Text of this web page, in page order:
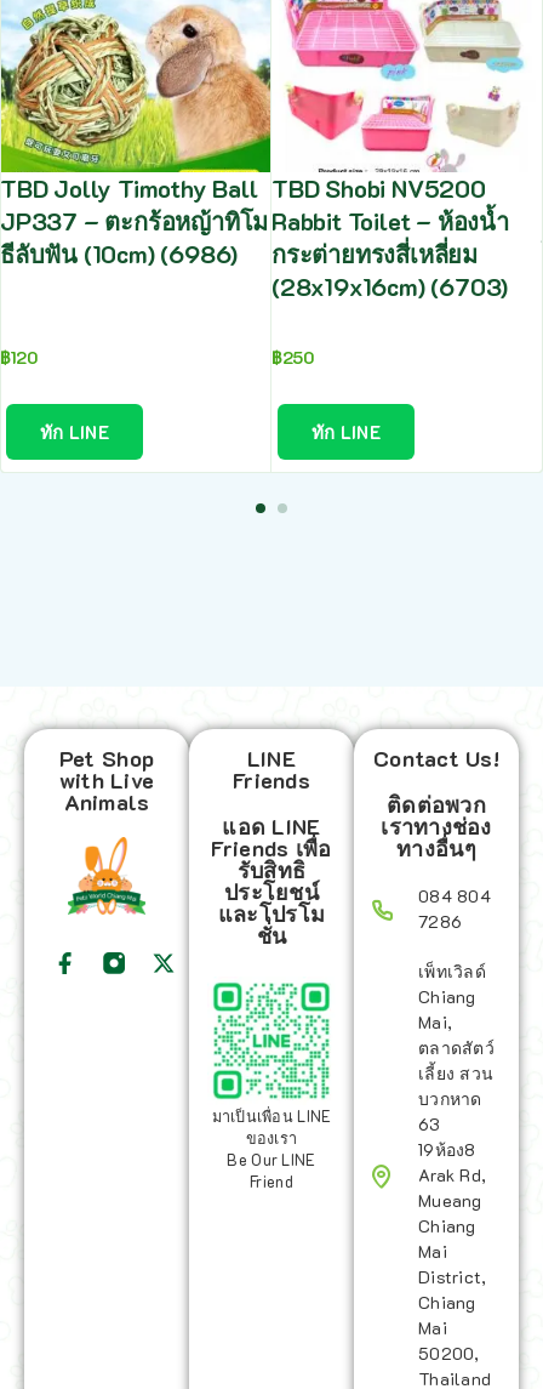
TBD Jolly Timothy Ball
JP337 – ตะกร้อหญ้าทิโม
ธีลับฟัน (10cm) (6986)
฿120
ทัก LINE
TBD Shobi NV5200
Rabbit Toilet – ห้องน้ำ
กระต่ายทรงสี่เหลี่ยม
(28x19x16cm) (6703)
฿250
ทัก LINE
Pet Shop
with Live
Animals
LINE
Friends
แอด LINE
Friends เพื่อ
รับสิทธิ
ประโยชน์
และโปรโม
ชั่น
มาเป็นเพื่อน LINE
ของเรา
Be Our LINE
Friend
Contact Us!
ติดต่อพวก
เราทางช่อง
ทางอื่นๆ
084 804
7286
เพ็ทเวิลด์
Chiang
Mai,
ตลาดสัตว์
เลี้ยง สวน
บวกหาด
63
19ห้อง8
Arak Rd,
Mueang
Chiang
Mai
District,
Chiang
Mai
50200,
Thailand